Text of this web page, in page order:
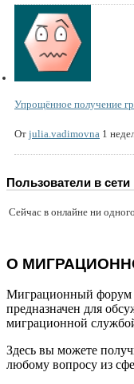
Упрощённое получение
От julia.vadimovna 1
Пользователи в сети
Сейчас в онлайне ни
О
Миграционный форум
предназначен для
миграционной
Здесь вы можете
любому вопросу из